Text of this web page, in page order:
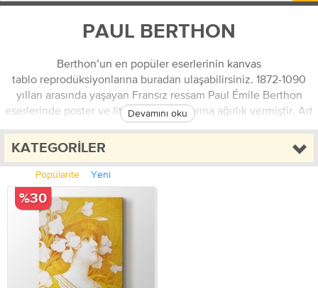
PAUL BERTHON
Berthon’un en popüler eserlerinin kanvas
tablo reprodüksiyonlarına buradan ulaşabilirsiniz. 1872-1090
yılları arasında yaşayan Fransız ressam Paul Émile Berthon
eserlerinde poster ve litograf çalışmalarına ağırlık vermiştir. Art
Nouveau akımının etkisinde kalan sanatçının tarzı, çağdaşı
Alphonse Mucha’nın tarzına büyük benzerlik gösterir. Aldığı
dekoratif sanatlar eğitiminin etkilerini eserlerindeki kuvvetli
çizgilerinde ve doğal detaylarda görmek mümkündür. Ortaya
çıkardığı litografi çalışmalarından pek çoğu reklam için
tasarlanmamış, başlı başına birer sanat eseri olarak sanat
tarihindeki yerini almıştır.
Devamını oku
KATEGORILER
Popülarite Yeni
%30